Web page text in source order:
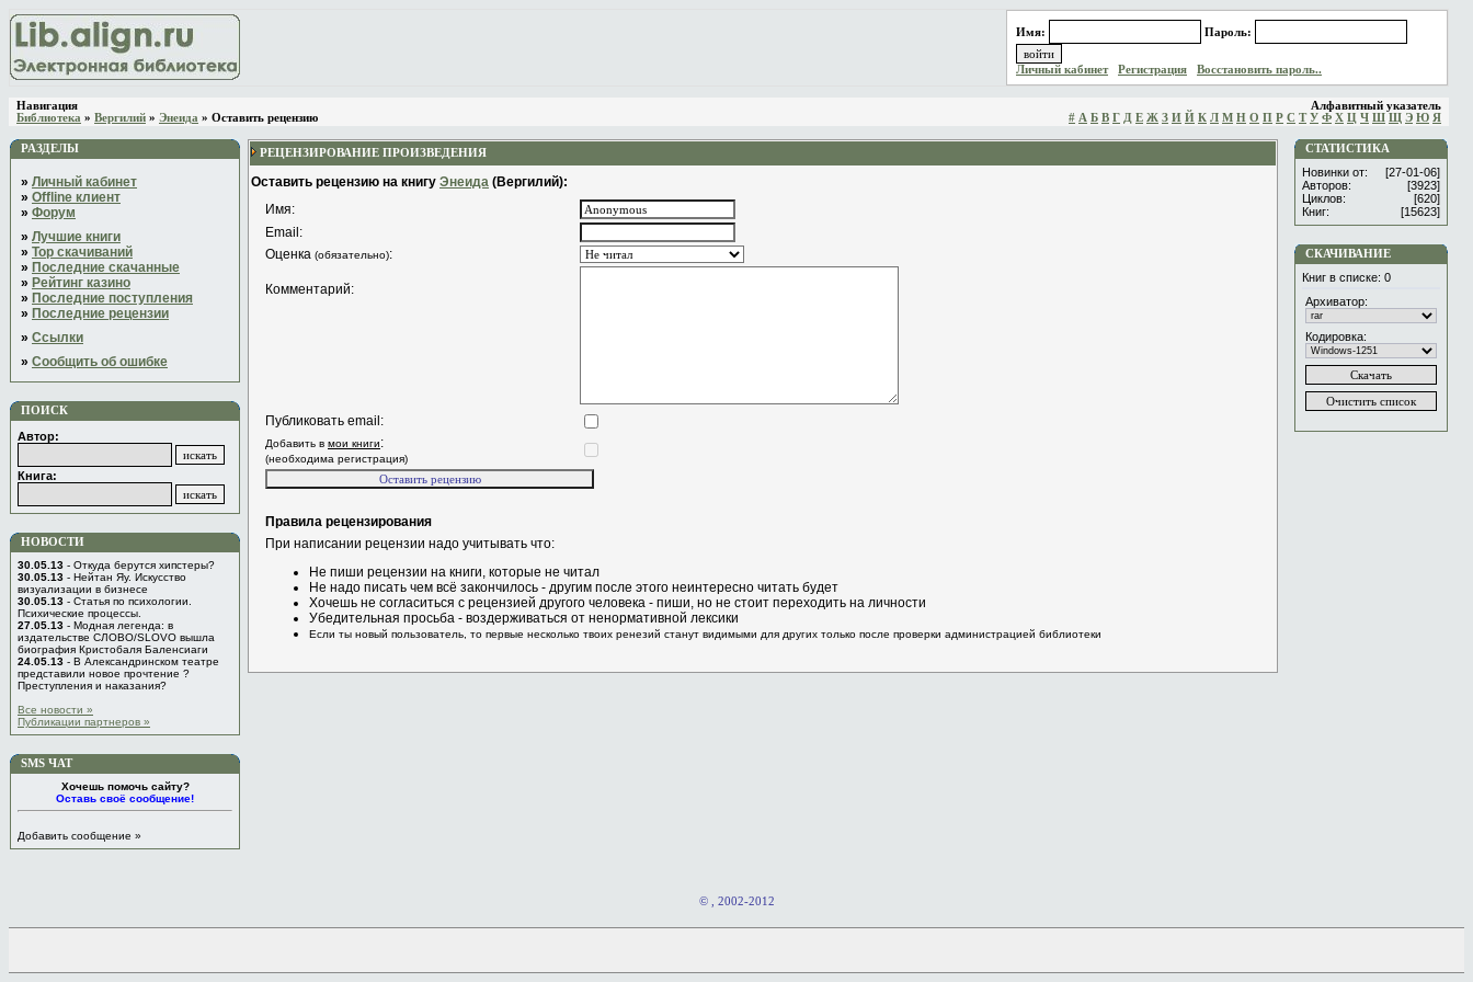
Имя: Пароль:
Личный кабинет Регистрация Восстановить пароль..
Навигация
Библиотека » Вергилий » Энеида » Оставить рецензию
Алфавитный указатель
# А Б В Г Д Е Ж З И Й К Л М Н О П Р С Т У Ф Х Ц Ч Ш Щ Э Ю Я
РАЗДЕЛЫ
» Личный кабинет
» Offline клиент
» Форум
» Лучшие книги
» Top скачиваний
» Последние скачанные
» Рейтинг казино
» Последние поступления
» Последние рецензии
» Ссылки
» Сообщить об ошибке
ПОИСК
Автор:
Книга:
НОВОСТИ
30.05.13 - Откуда берутся хипстеры?
30.05.13 - Нейтан Яу. Искусство
визуализации в бизнесе
30.05.13 - Статья по психологии.
Психические процессы.
27.05.13 - Модная легенда: в
издательстве СЛОВО/SLOVO вышла
биография Кристобаля Баленсиаги
24.05.13 - В Александринском театре
представили новое прочтение ?
Преступления и наказания?
Все новости »
Публикации партнеров »
SMS ЧАТ
Хочешь помочь сайту?
Оставь своё сообщение!
Добавить сообщение »
РЕЦЕНЗИРОВАНИЕ ПРОИЗВЕДЕНИЯ
Оставить рецензию на книгу Энеида (Вергилий):
Имя:
Email:
Оценка (обязательно):
Комментарий:
Публиковать email:
Добавить в мои книги:
(необходима регистрация)
Правила рецензирования
При написании рецензии надо учитывать что:
Не пиши рецензии на книги, которые не читал
Не надо писать чем всё закончилось - другим после этого неинтересно читать будет
Хочешь не согласиться с рецензией другого человека - пиши, но не стоит переходить на личности
Убедительная просьба - воздерживаться от ненормативной лексики
Если ты новый пользователь, то первые несколько твоих ренезий станут видимыми для других только после проверки администрацией библиотеки
СТАТИСТИКА
Новинки от:
[27-01-06]
Авторов:
[3923]
Циклов:
[620]
Книг:
[15623]
СКАЧИВАНИЕ
Книг в списке: 0
Архиватор:
Кодировка:
© , 2002-2012